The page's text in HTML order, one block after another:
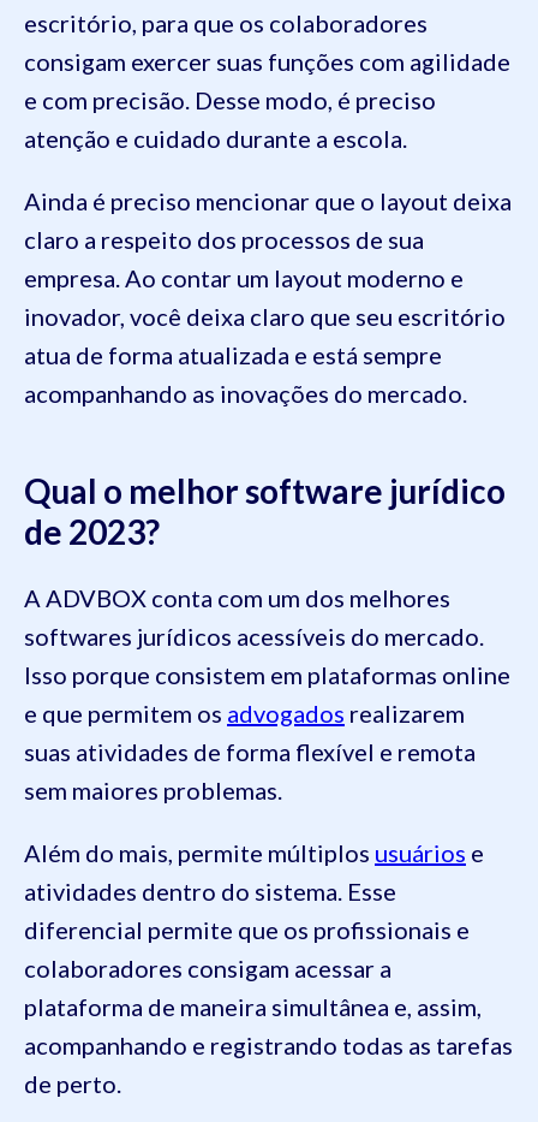
escritório, para que os colaboradores
consigam exercer suas funções com agilidade
e com precisão. Desse modo, é preciso
atenção e cuidado durante a escola.
Ainda é preciso mencionar que o layout deixa
claro a respeito dos processos de sua
empresa. Ao contar um layout moderno e
inovador, você deixa claro que seu escritório
atua de forma atualizada e está sempre
acompanhando as inovações do mercado.
Qual o melhor software jurídico
de 2023?
A ADVBOX conta com um dos melhores
softwares jurídicos acessíveis do mercado.
Isso porque consistem em plataformas online
e que permitem os advogados realizarem
suas atividades de forma flexível e remota
sem maiores problemas.
Além do mais, permite múltiplos usuários e
atividades dentro do sistema. Esse
diferencial permite que os profissionais e
colaboradores consigam acessar a
plataforma de maneira simultânea e, assim,
acompanhando e registrando todas as tarefas
de perto.